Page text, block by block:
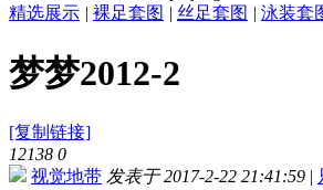
精选展示 | 裸足套图 | 丝足套图 | 泳装套
梦梦2012-2
[复制链接]
12138 0
视觉地带 发表于 2017-2-22 21:41:59 |